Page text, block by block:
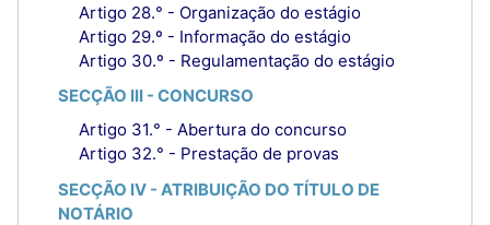
Artigo 28.° - Organização do estágio
Artigo 29.º - Informação do estágio
Artigo 30.º - Regulamentação do estágio
SECÇÃO III - CONCURSO
Artigo 31.° - Abertura do concurso
Artigo 32.° - Prestação de provas
SECÇÃO IV - ATRIBUIÇÃO DO TÍTULO DE
NOTÁRIO